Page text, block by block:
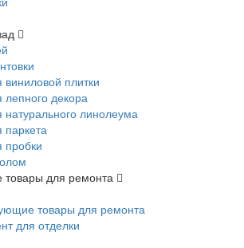
виниловой плитки
лепного декора
натурального линолеума
паркета
пробки
товары для ремонта
товары для ремонта
для отделки